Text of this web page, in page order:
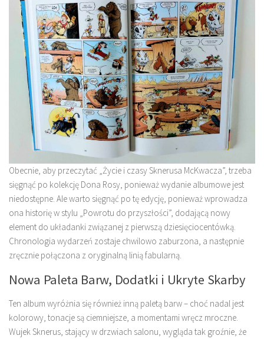
Obecnie, aby przeczytać „Życie i czasy Sknerusa McKwacza”, trzeba
sięgnąć po kolekcję Dona Rosy, ponieważ wydanie albumowe jest
niedostępne. Ale warto sięgnąć po tę edycję, ponieważ wprowadza
ona historię w stylu „Powrotu do przyszłości”, dodającą nowy
element do układanki związanej z pierwszą dziesięciocentówką.
Chronologia wydarzeń zostaje chwilowo zaburzona, a następnie
zręcznie połączona z oryginalną linią fabularną.
Nowa Paleta Barw, Dodatki i Ukryte Skarby
Ten album wyróżnia się również inną paletą barw – choć nadal jest
kolorowy, tonacje są ciemniejsze, a momentami wręcz mroczne.
Wujek Sknerus, stający w drzwiach salonu, wygląda tak groźnie, że